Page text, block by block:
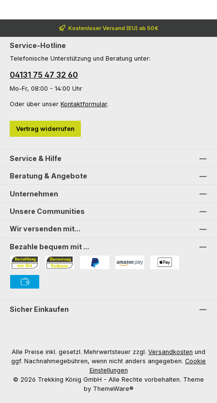
Kostenloser Versand (EU) ab 50€
Service-Hotline
Telefonische Unterstützung und Beratung unter:
04131 75 47 32 60
Mo-Fr, 08:00 - 14:00 Uhr
Oder über unser Kontaktformular.
Vertrag widerrufen
Service & Hilfe
Beratung & Angebote
Unternehmen
Unsere Communities
Wir versenden mit...
Bezahle bequem mit ...
Bezahlung in der Filiale
Sicher Einkaufen
Alle Preise inkl. gesetzl. Mehrwertsteuer zzgl. Versandkosten und
ggf. Nachnahmegebühren, wenn nicht anders angegeben. Cookie
Einstellungen
© 2026 Trekking König GmbH - Alle Rechte vorbehalten. Theme
by ThemeWare®